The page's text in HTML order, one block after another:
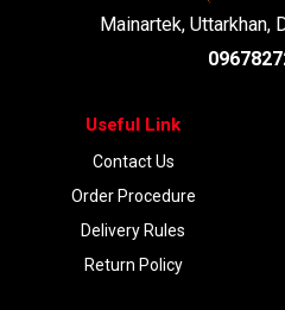
Mainartek, Uttarkhan,
Useful Link
Contact Us
Order Procedure
Delivery Rules
Return Policy